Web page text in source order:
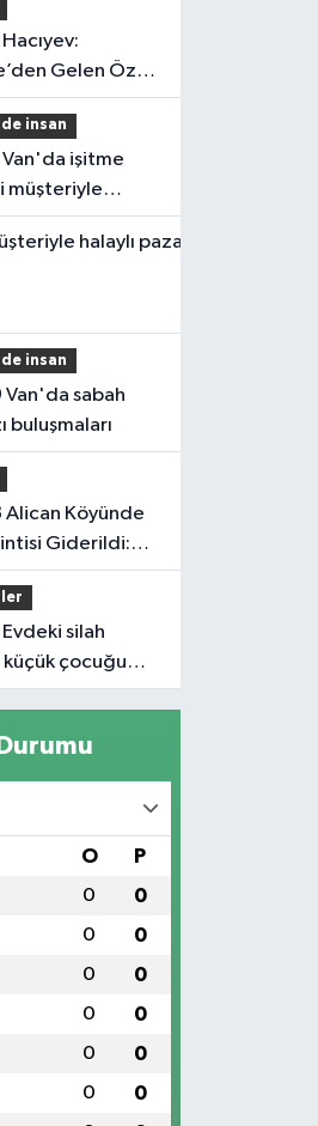
Gelen Öz
insan
müşteriyle
insan
buluşmaları
Giderildi:
Anında
Etti
küçük çocuğu
kopardı
O P
0 0
0 0
0 0
0 0
0 0
0 0